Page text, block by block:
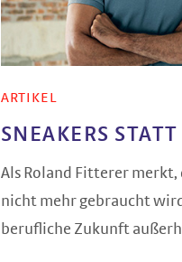
ARTIKEL
SNEAKERS
Als Roland Fitterer merkt,
nicht mehr gebraucht
berufliche Zukunft